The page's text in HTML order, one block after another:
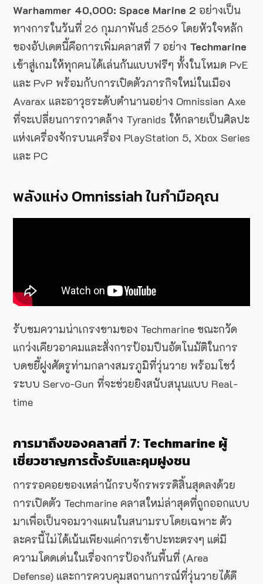
Warhammer 40,000: Space Marine 2 อย่างเป็น
ทางการในวันที่ 26 กุมภาพันธ์ 2569 โดยหัวใจหลัก
ของอัปเดตนี้คือการเพิ่มคลาสที่ 7 อย่าง Techmarine
เข้าสู่เกมให้ทุกคนได้เล่นกันแบบฟรีๆ ทั้งในโหมด PvE
และ PvP พร้อมกับการเปิดตัวภารกิจใหม่ในเมือง
Avarax และอาวุธระดับตำนานอย่าง Omnissian Axe
ที่จะเปลี่ยนการกวาดล้าง Tyranids ให้กลายเป็นศิลปะ
แห่งเครื่องจักรบนเครื่อง PlayStation 5, Xbox Series
และ PC
พลังแห่ง Omnissiah ในกำมือคุณ
รับชมความน่าเกรงขามของ Techmarine ขณะกวัด
แกว่งเคียวอาคมและสั่งการป้อมปืนอัตโนมัติในการ
บดขยี้ฝูงศัตรูท่ามกลางสมรภูมิที่วุ่นวาย พร้อมโชว์
ระบบ Servo-Gun ที่จะช่วยยิงสนับสนุนแบบ Real-
time
การมาถึงของคลาสที่ 7: Techmarine ผู้
เชี่ยวชาญการตั้งรับและคุมฝูงชน
การรอคอยของเหล่านักรบจักรพรรดิสิ้นสุดลงด้วย
การเปิดตัว Techmarine คลาสใหม่ล่าสุดที่ถูกออกแบบ
มาเพื่อเป็นจอมวางแผนในสนามรบโดยเฉพาะ ตัว
ละครนี้ไม่ได้เน้นเพียงแค่การเข้าปะทะตรงๆ แต่มี
ความโดดเด่นในเรื่องการป้องกันพื้นที่ (Area
Defense) และการควบคุมสถานการณ์ที่วุ่นวายได้ดี